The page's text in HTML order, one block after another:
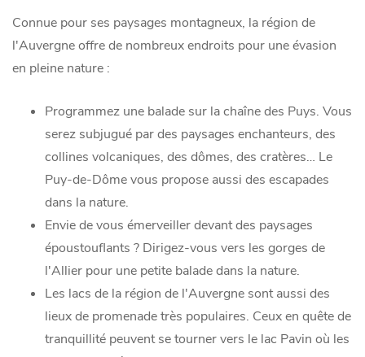
Connue pour ses paysages montagneux, la région de
l'Auvergne offre de nombreux endroits pour une évasion
en pleine nature :
Programmez une balade sur la chaîne des Puys. Vous
serez subjugué par des paysages enchanteurs, des
collines volcaniques, des dômes, des cratères… Le
Puy-de-Dôme vous propose aussi des escapades
dans la nature.
Envie de vous émerveiller devant des paysages
époustouflants ? Dirigez-vous vers les gorges de
l'Allier pour une petite balade dans la nature.
Les lacs de la région de l'Auvergne sont aussi des
lieux de promenade très populaires. Ceux en quête de
tranquillité peuvent se tourner vers le lac Pavin où les